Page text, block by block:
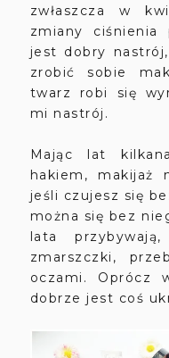
zwłaszcza w
zmiany ciśnienia
jest dobry
zrobić sobie
twarz robi się
mi nastrój.
Mając lat
hakiem, makijaż
jeśli czujesz się
można się bez
lata
zmarszczki,
oczami. Oprócz
dobrze jest coś